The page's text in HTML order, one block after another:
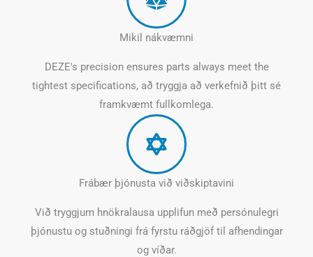
Mikil nákvæmni
DEZE's precision ensures parts always meet the
tightest specifications, að tryggja að verkefnið þitt sé
framkvæmt fullkomlega.
Frábær þjónusta við viðskiptavini
Við tryggjum hnökralausa upplifun með persónulegri
þjónustu og stuðningi frá fyrstu ráðgjöf til afhendingar
og víðar.